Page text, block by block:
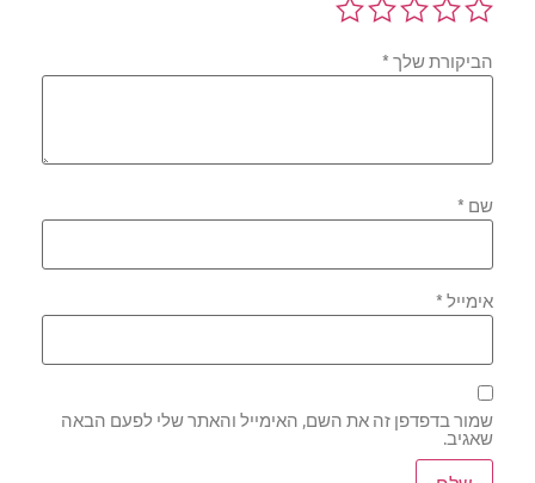
הביקורת שלך*
שם*
אימייל*
שמור בדפדפן זה את השם, האימייל והאתר שלי לפעם הבאה
שאגיב.